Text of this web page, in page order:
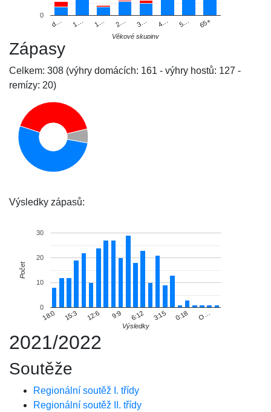
d… 1… 1… 2… 3… 4… 5… 65+
0
Věkové skupiny
Zápasy
Celkem: 308 (výhry domácích: 161 - výhry hostů: 127 -
remízy: 20)
Výsledky zápasů:
18:0 15:3 12:6 9:9 6:12 3:15 0:18 O…
0
10
20
30
Výsledky
Počet
2021/2022
Soutěže
Regionální soutěž I. třídy
Regionální soutěž II. třídy